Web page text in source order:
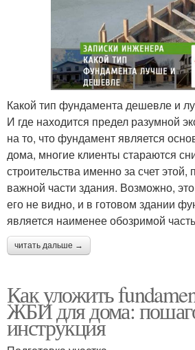
Какой тип фундамента дешевле и
И где находится предел разумной
на то, что фундамент является
дома, многие клиенты стараются
строительства именно за счет этой,
важной части здания. Возможно,
его не видно, и в готовом здании
является наименее обозримой
читать дальше →
Как уложить
ЖБИ для дома:
инструкция